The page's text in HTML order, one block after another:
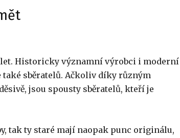
Historicky významní výrobci i moderní
sběratelů. Ačkoliv díky různým
jsou spousty sběratelů, kteří je
tak ty staré mají naopak punc originálu,